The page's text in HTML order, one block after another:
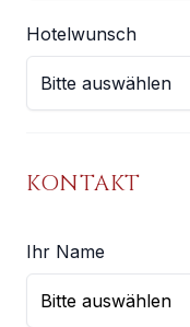
Hotelwunsch
KONTAKT
Ihr Name